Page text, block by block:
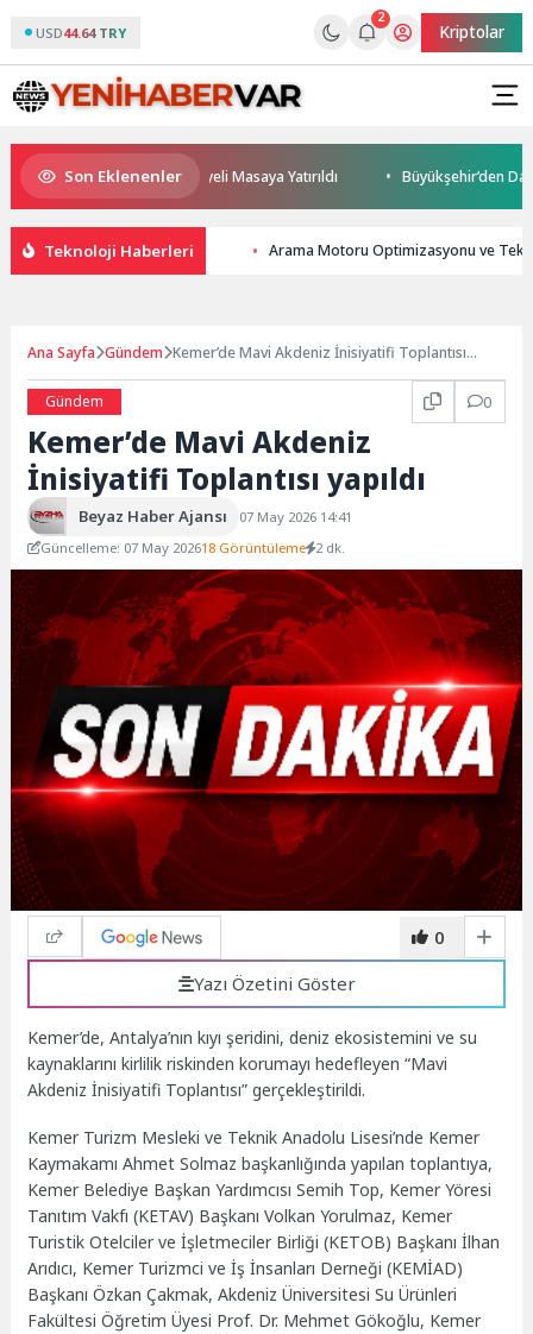
USD44.64 TRY
2
Kriptolar
Son Eklenenler
ve Yatırım Potansiyeli Masaya Yatırıldı Büyükşehir’den
Teknoloji Haberleri Arama Motoru Optimizasyonu ve
Ana Sayfa Gündem Kemer’de Mavi Akdeniz İnisiyatifi Toplantısı
Gündem
0
Kemer’de Mavi Akdeniz
İnisiyatifi Toplantısı yapıldı
Beyaz Haber Ajansı
07 May 2026 14:41
Güncelleme: 07 May 202618 Görüntüleme 2 dk.
0
Yazı Özetini Göster
Kemer’de, Antalya’nın kıyı şeridini, deniz ekosistemini ve su
kaynaklarını kirlilik riskinden korumayı hedefleyen “Mavi
Akdeniz İnisiyatifi Toplantısı” gerçekleştirildi.
Kemer Turizm Mesleki ve Teknik Anadolu Lisesi’nde Kemer
Kaymakamı Ahmet Solmaz başkanlığında yapılan toplantıya,
Kemer Belediye Başkan Yardımcısı Semih Top, Kemer Yöresi
Tanıtım Vakfı (KETAV) Başkanı Volkan Yorulmaz, Kemer
Turistik Otelciler ve İşletmeciler Birliği (KETOB) Başkanı İlhan
Arıdıcı, Kemer Turizmci ve İş İnsanları Derneği (KEMİAD)
Başkanı Özkan Çakmak, Akdeniz Üniversitesi Su Ürünleri
Fakültesi Öğretim Üyesi Prof. Dr. Mehmet Gökoğlu, Kemer